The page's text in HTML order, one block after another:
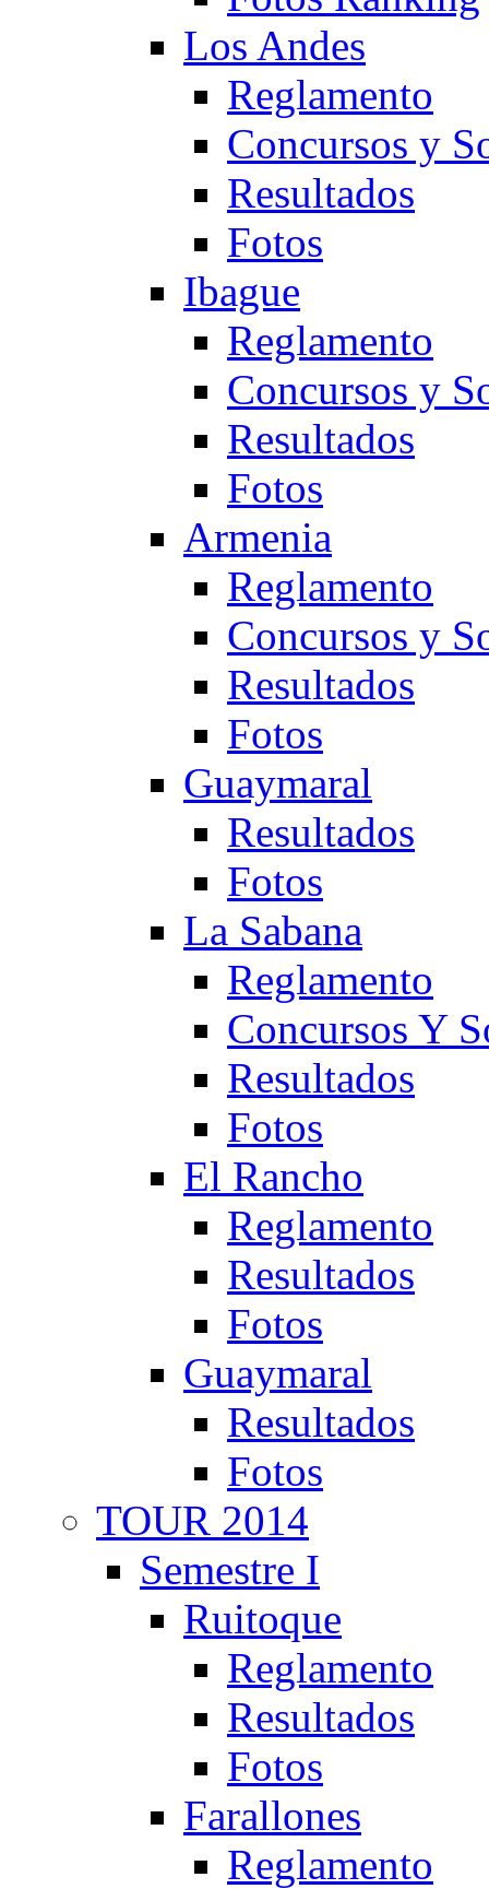
Los Andes
Reglamento
Concursos y
Resultados
Fotos
Ibague
Reglamento
Concursos y
Resultados
Fotos
Armenia
Reglamento
Concursos y
Resultados
Fotos
Guaymaral
Resultados
Fotos
La Sabana
Reglamento
Concursos Y
Resultados
Fotos
El Rancho
Reglamento
Resultados
Fotos
Guaymaral
Resultados
Fotos
TOUR 2014
Semestre I
Ruitoque
Reglamento
Resultados
Fotos
Farallones
Reglamento